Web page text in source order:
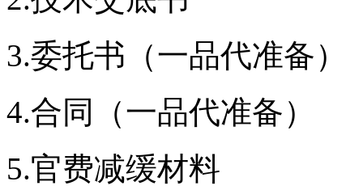
3.委托书（一品代准备）
4.合同（一品代准备）
5.官费减缓材料